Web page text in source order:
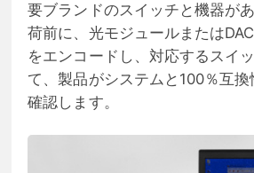
要ブランドのスイッチと機器が
荷前に、光モジュールまたは
をエンコードし、対応するスイ
て、製品がシステムと100％互
確認します。